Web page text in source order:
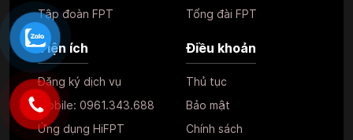
Tập đoàn FPT
Tổng đài FPT
Tiện ích
Đăng ký dịch vụ
Mobile: 0961.343.688
Ứng dụng HiFPT
Điều khoản
Thủ tục
Bảo mật
Chính sách